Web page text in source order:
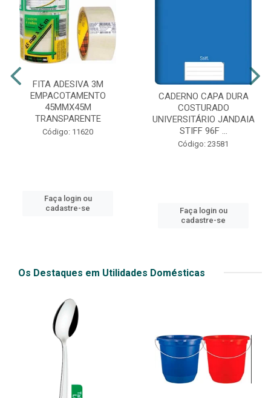
FITA ADESIVA 3M
EMPACOTAMENTO
45MMX45M
TRANSPARENTE
Código: 11620
Faça login ou
cadastre-se
CADERNO CAPA DURA
COSTURADO
UNIVERSITÁRIO JANDAIA
STIFF 96F ...
Código: 23581
Faça login ou
cadastre-se
Os Destaques em Utilidades Domésticas